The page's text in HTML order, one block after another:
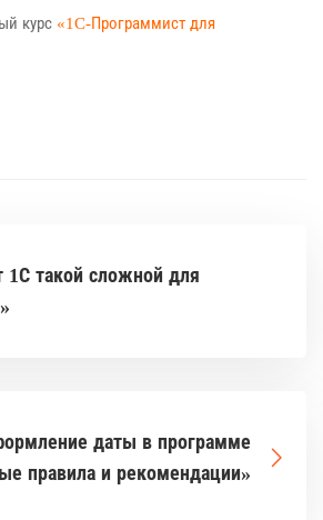
курс «1C-Программист для
1С такой сложной для
даты в программе
правила и рекомендации»